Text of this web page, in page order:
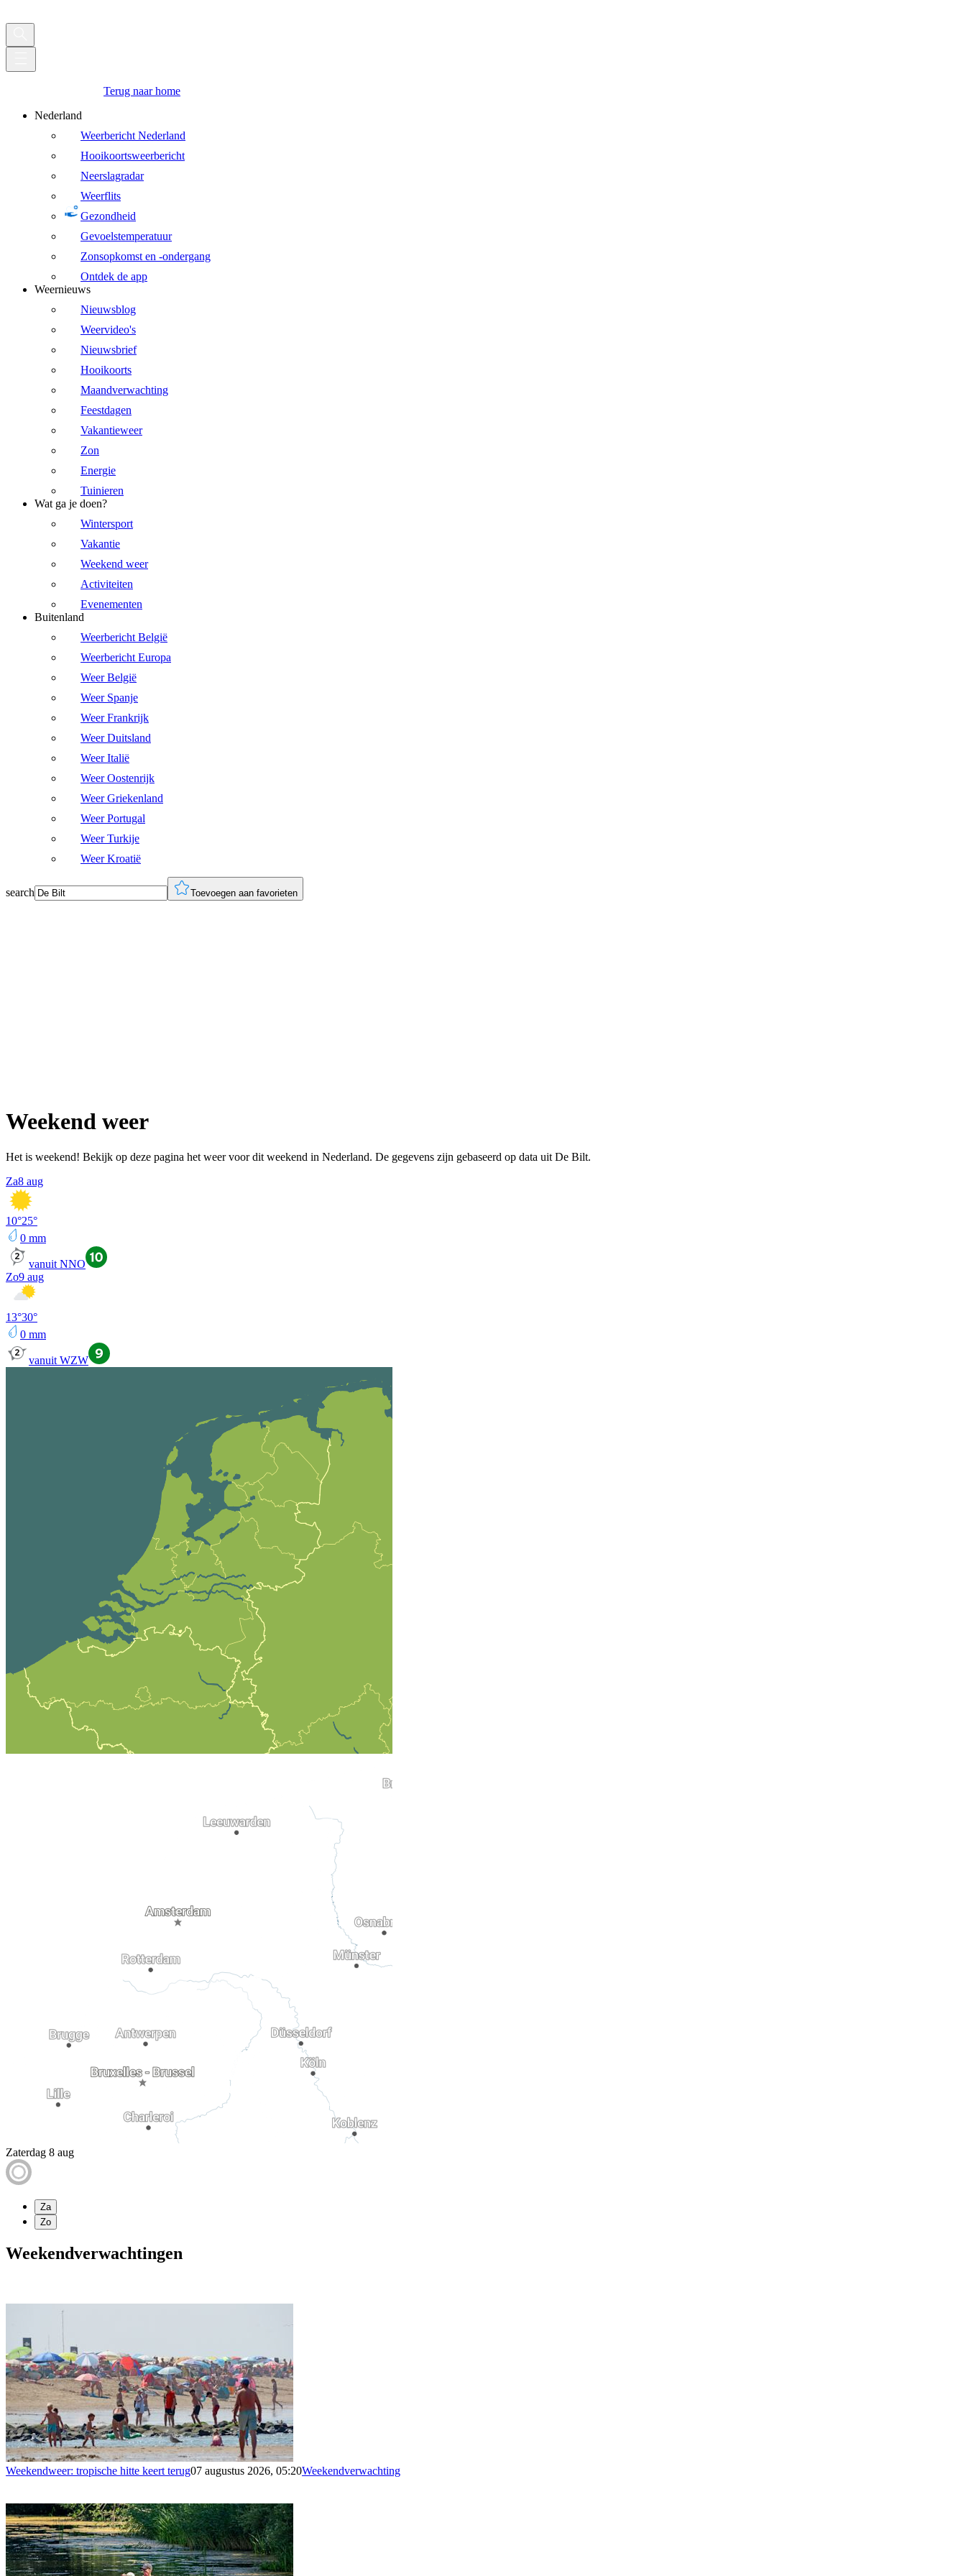
Terug naar home
Nederland
Weerbericht Nederland
Hooikoortsweerbericht
Neerslagradar
Weerflits
Gezondheid
Gevoelstemperatuur
Zonsopkomst en -ondergang
Ontdek de app
Weernieuws
Nieuwsblog
Weervideo's
Nieuwsbrief
Hooikoorts
Maandverwachting
Feestdagen
Vakantieweer
Zon
Energie
Tuinieren
Wat ga je doen?
Wintersport
Vakantie
Weekend weer
Activiteiten
Evenementen
Buitenland
Weerbericht België
Weerbericht Europa
Weer België
Weer Spanje
Weer Frankrijk
Weer Duitsland
Weer Italië
Weer Oostenrijk
Weer Griekenland
Weer Portugal
Weer Turkije
Weer Kroatië
search Toevoegen aan favorieten
Weekend weer
Het is weekend! Bekijk op deze pagina het weer voor dit weekend in Nederland. De gegevens zijn gebaseerd op data uit De Bilt.
Za8 aug
10°25°
0 mm
vanuit NNO
Zo9 aug
13°30°
0 mm
vanuit WZW
Zaterdag 8 aug
Za
Zo
Weekendverwachtingen
Weekendweer: tropische hitte keert terug07 augustus 2026, 05:20Weekendverwachting